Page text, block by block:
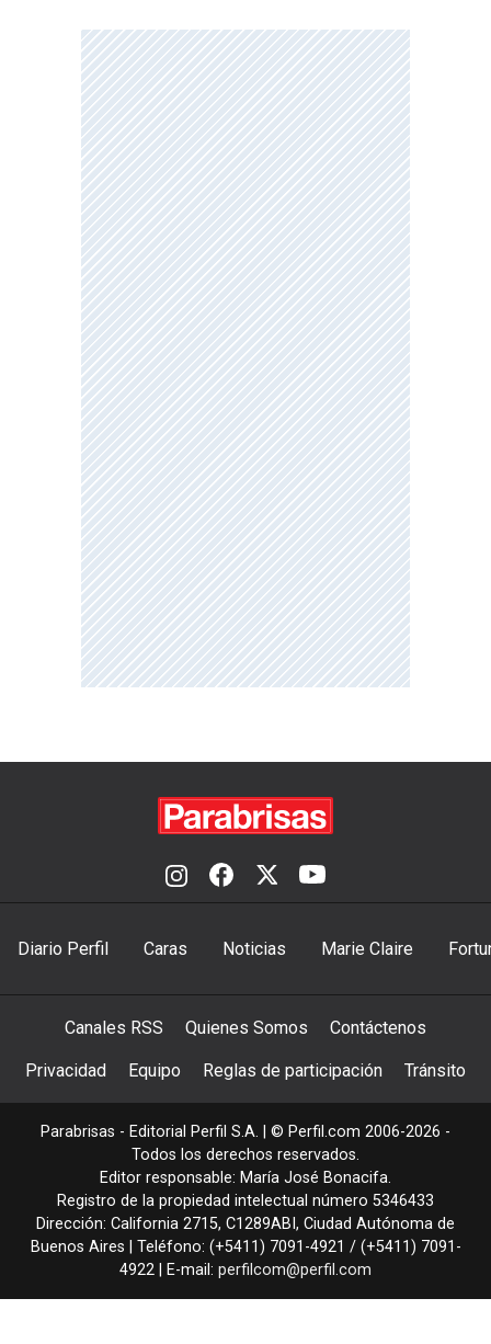
Diario Perfil Caras Noticias Marie Claire
Canales RSS Quienes Somos Contáctenos
Privacidad Equipo Reglas de participación Tránsito
Parabrisas - Editorial Perfil S.A. | © Perfil.com 2006-2026 -
Todos los derechos reservados.
Editor responsable: María José Bonacifa.
Registro de la propiedad intelectual número 5346433
Dirección: California 2715, C1289ABI , Ciudad Autónoma de
Buenos Aires | Teléfono: (+5411) 7091-4921 / (+5411) 7091-
4922 | E-mail: perfilcom@perfil.com